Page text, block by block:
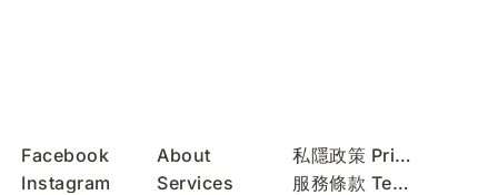
Facebook
Instagram
About
Services
私隱政策 Privacy Policy
服務條款 Terms of Use